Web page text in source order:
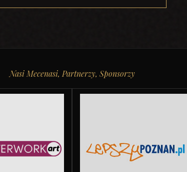
Nasi Mecenasi, Partnerzy, Sponsorzy